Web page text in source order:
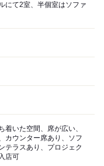
にて2室、半個室はソファ
着いた空間、席が広い、
カウンター席あり、ソフ
テラスあり、プロジェク
店可